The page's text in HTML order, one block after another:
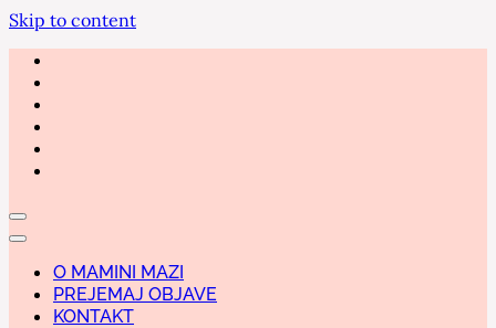
Skip to content
O MAMINI MAZI
PREJEMAJ OBJAVE
KONTAKT